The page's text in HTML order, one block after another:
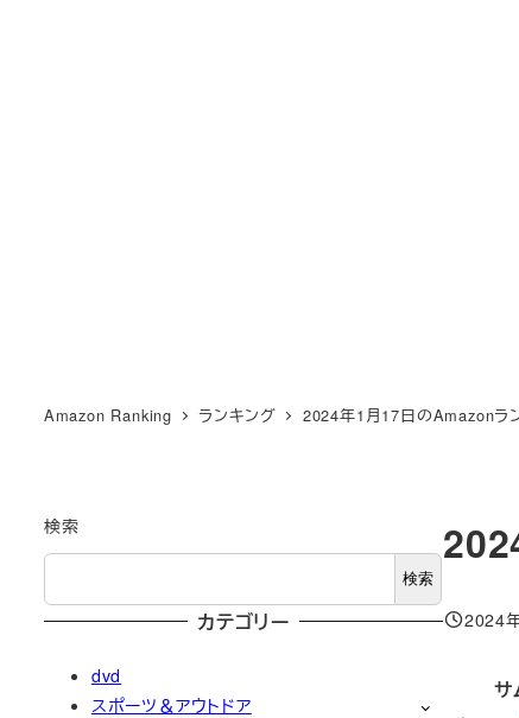
Amazon Ranking ランキング 2024年1月17日のAmazonラ
投稿日
2024
サ
検索
検索
カテゴリー
dvd
スポーツ＆アウトドア